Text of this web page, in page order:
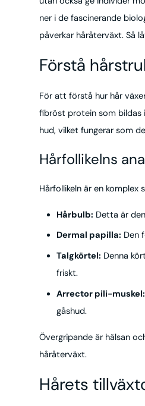
ner i de fascinerande
påverkar håråterväxt. Så
Förstå
För att förstå hur hår
fibröst protein som bildas
hud, vilket fungerar som
Hårfollikelns
Hårfollikeln är en
Hårbulb: Detta är
Dermal papilla: Den
Talgkörtel: Denna
friskt.
Arrector pili-muskel:
gåshud.
Övergripande är hälsan
håråterväxt.
Hårets